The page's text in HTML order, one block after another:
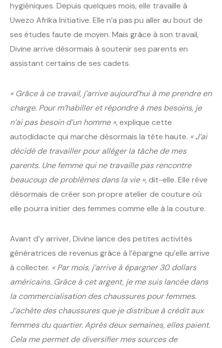
hygiéniques. Depuis quelques mois, elle travaille à
Uwezo Afrika Initiative. Elle n’a pas pu aller au bout de
ses études faute de moyen. Mais grâce à son travail,
Divine arrive désormais à soutenir ses parents en
assistant certains de ses cadets.
« Grâce à ce travail, j’arrive aujourd’hui à me prendre en
charge. Pour m’habiller et répondre à mes besoins, je
n’ai pas besoin d’un homme », explique cette
autodidacte qui marche désormais la tête haute. « J’ai
décidé de travailler pour alléger la tâche de mes
parents. Une femme qui ne travaille pas rencontre
beaucoup de problèmes dans la vie », dit-elle. Elle rêve
désormais de créer son propre atelier de couture où
elle pourra initier des femmes comme elle à la couture.
Avant d’y arriver, Divine lance des petites activités
génératrices de revenus grâce à l’épargne qu’elle arrive
à collecter. « Par mois, j’arrive à épargner 30 dollars
américains. Grâce à cet argent, je me suis lancée dans
la commercialisation des chaussures pour femmes.
J’achète des chaussures que je distribue à crédit aux
femmes du quartier. Après deux semaines, elles paient.
Cela me permet de diversifier mes sources de